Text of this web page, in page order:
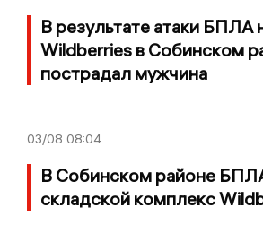
В результате атаки БПЛА
Wildberries в Собинском
пострадал мужчина
03/08 08:04
В Собинском районе
складской комплекс